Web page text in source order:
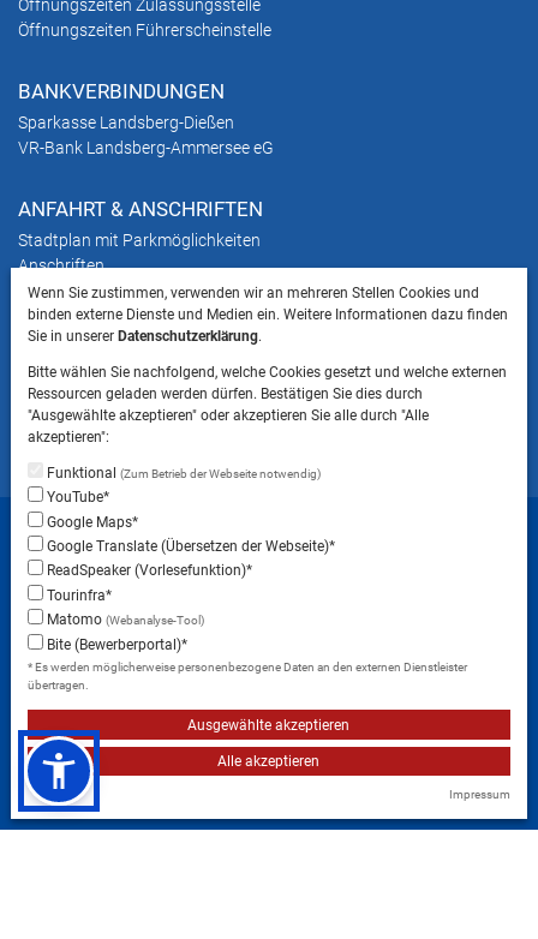
Öffnungszeiten Zulassungsstelle
Öffnungszeiten Führerscheinstelle
BANKVERBINDUNGEN
Sparkasse Landsberg-Dießen
VR-Bank Landsberg-Ammersee eG
ANFAHRT & ANSCHRIFTEN
Stadtplan mit Parkmöglichkeiten
Anschriften
HINWEIS
ins Landratsamt Landsberg am Lech NICHT
gestattet ist.
Startseite Sitemap
Datenschutzeinstellungen
Erklärung zur Barrierefreiheit
Instagram
Facebook
Wenn Sie zustimmen, verwenden wir an mehreren Stellen Cookies und
binden externe Dienste und Medien ein. Weitere Informationen dazu finden
Sie in unsererDatenschutzerklärung.
Bitte wählen Sie nachfolgend, welche Cookies gesetzt und welche externen
Ressourcen geladen werden dürfen. Bestätigen Sie dies durch
"Ausgewählte akzeptieren" oder akzeptieren Sie alle durch "Alle
akzeptieren":
Funktional(Zum Betrieb der Webseite notwendig)
YouTube*
Google Maps*
Google Translate (Übersetzen der Webseite)*
ReadSpeaker (Vorlesefunktion)*
Tourinfra*
Matomo(Webanalyse-Tool)
Bite (Bewerberportal)*
* Es werden möglicherweise personenbezogene Daten an den externen Dienstleister
übertragen.
Ausgewählte akzeptieren
Alle akzeptieren
Impressum